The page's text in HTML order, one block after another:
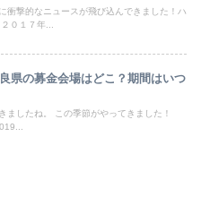
衝撃的なニュースが飛び込んできました！ハ
０１７年...
県の募金会場はどこ？期間はいつ
ましたね。 この季節がやってきました！